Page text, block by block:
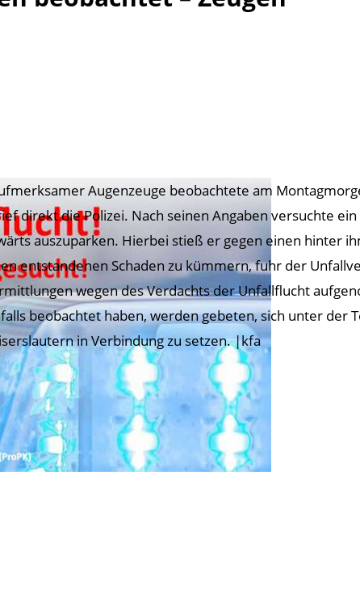
Augenzeuge beobachtete am
direkt die Polizei. Nach seinen Angaben versuchte
auszuparken. Hierbei stieß er gegen einen hinter
entstandenen Schaden zu kümmern, fuhr der
wegen des Verdachts der Unfallflucht
beobachtet haben, werden gebeten, sich unter der
in Verbindung zu setzen. |kfa